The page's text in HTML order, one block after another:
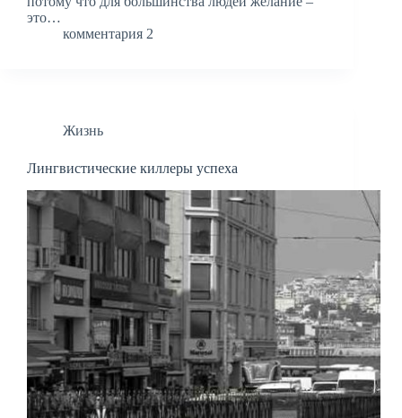
это…
комментария 2
Жизнь
Лингвистические киллеры успеха